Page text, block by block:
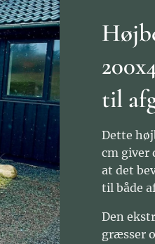
til
Dette
cm giver
at det
til både
Den
græsser